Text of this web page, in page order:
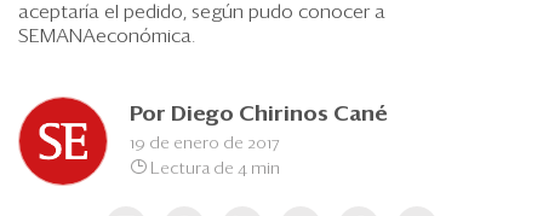
aceptaría el pedido, según pudo conocer a
SEMANAeconómica.
Por Diego Chirinos Cané
19 de enero de 2017
Lectura de 4 min